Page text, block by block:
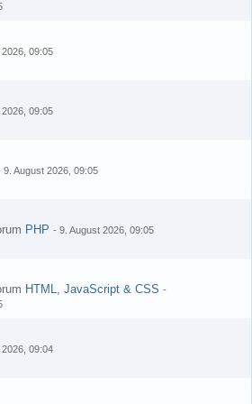
09:05
09:05
9. August 2026, 09:05
PHP - 9. August 2026, 09:05
HTML, JavaScript & CSS -
09:04